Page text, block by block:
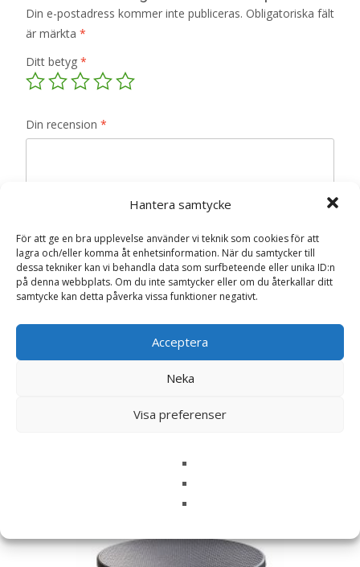
Hantera samtycke
För att ge en bra upplevelse använder vi teknik som cookies för att
lagra och/eller komma åt enhetsinformation. När du samtycker till
dessa tekniker kan vi behandla data som surfbeteende eller unika ID:n
på denna webbplats. Om du inte samtycker eller om du återkallar ditt
samtycke kan detta påverka vissa funktioner negativt.
Acceptera
Neka
Visa preferenser
Din e-postadress kommer inte publiceras. Obligatoriska fält
är märkta *
Ditt betyg *
Din recension *
E-post*
Spara mitt namn, min e-postadress och webbplats i
kommentar.